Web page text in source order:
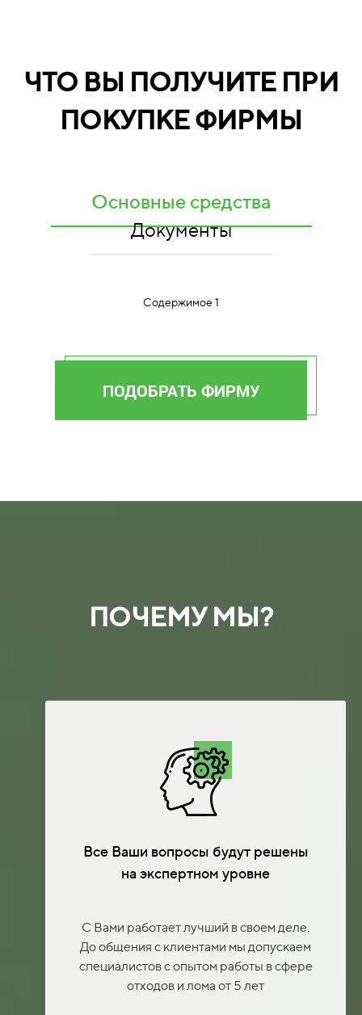
ЧТО ВЫ ПОЛУЧИТЕ ПРИ
ПОКУПКЕ ФИРМЫ
Основные средства
Документы
Содержимое 1
ПОДОБРАТЬ ФИРМУ
ПОЧЕМУ МЫ?
Все Ваши вопросы будут решены
на экспертном уровне
С Вами работает лучший в своем деле.
До общения с клиентами мы допускаем
специалистов с опытом работы в сфере
отходов и лома от 5 лет